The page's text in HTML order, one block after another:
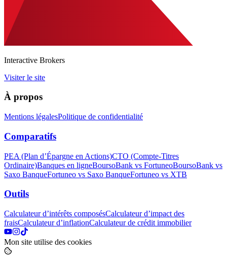
Interactive Brokers
Visiter le site
À propos
Mentions légalesPolitique de confidentialité
Comparatifs
PEA (Plan d’Épargne en Actions)CTO (Compte‑Titres
Ordinaire)Banques en ligneBoursoBank vs FortuneoBoursoBank vs
Saxo BanqueFortuneo vs Saxo BanqueFortuneo vs XTB
Outils
Calculateur d’intérêts composésCalculateur d’impact des
fraisCalculateur d’inflationCalculateur de crédit immobilier
Mon site utilise des cookies